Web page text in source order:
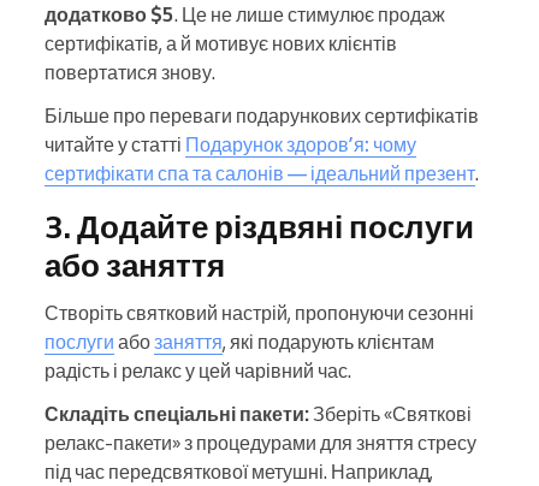
додатково $5. Це не лише стимулює продаж
сертифікатів, а й мотивує нових клієнтів
повертатися знову.
Більше про переваги подарункових сертифікатів
читайте у статті Подарунок здоров’я: чому
сертифікати спа та салонів — ідеальний презент.
3. Додайте різдвяні послуги
або заняття
Створіть святковий настрій, пропонуючи сезонні
послуги абозаняття, які подарують клієнтам
радість і релакс у цей чарівний час.
Складіть спеціальні пакети:Зберіть «Святкові
релакс-пакети» з процедурами для зняття стресу
під час передсвяткової метушні. Наприклад,